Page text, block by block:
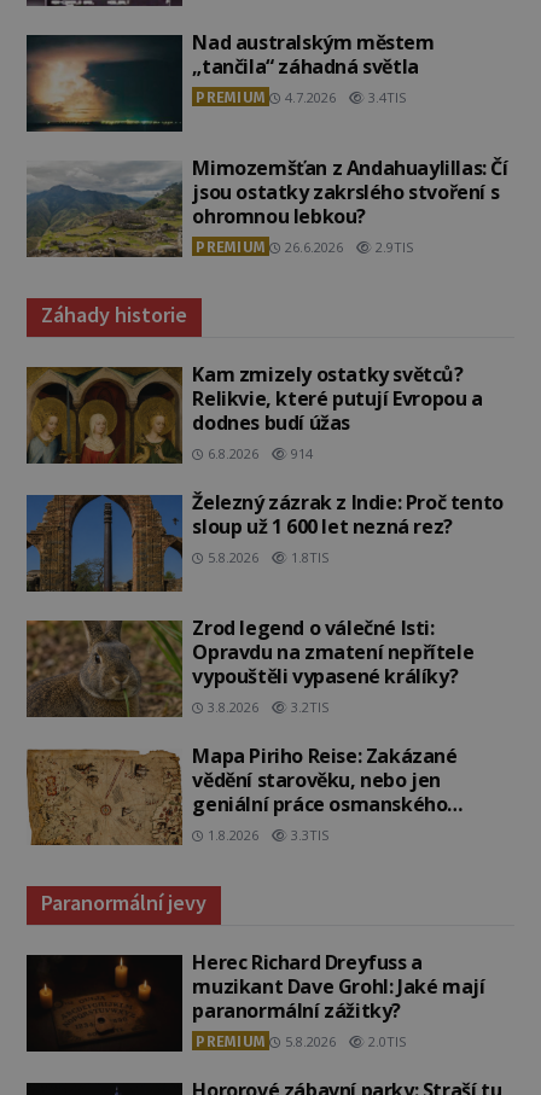
Nad australským městem
„tančila“ záhadná světla
PREMIUM 4.7.2026 3.4TIS
Mimozemšťan z Andahuaylillas: Čí
jsou ostatky zakrslého stvoření s
ohromnou lebkou?
PREMIUM 26.6.2026 2.9TIS
Záhady historie
Kam zmizely ostatky světců?
Relikvie, které putují Evropou a
dodnes budí úžas
6.8.2026 914
Železný zázrak z Indie: Proč tento
sloup už 1 600 let nezná rez?
5.8.2026 1.8TIS
Zrod legend o válečné lsti:
Opravdu na zmatení nepřítele
vypouštěli vypasené králíky?
3.8.2026 3.2TIS
Mapa Piriho Reise: Zakázané
vědění starověku, nebo jen
geniální práce osmanského
admirála?
1.8.2026 3.3TIS
Paranormální jevy
Herec Richard Dreyfuss a
muzikant Dave Grohl: Jaké mají
paranormální zážitky?
PREMIUM 5.8.2026 2.0TIS